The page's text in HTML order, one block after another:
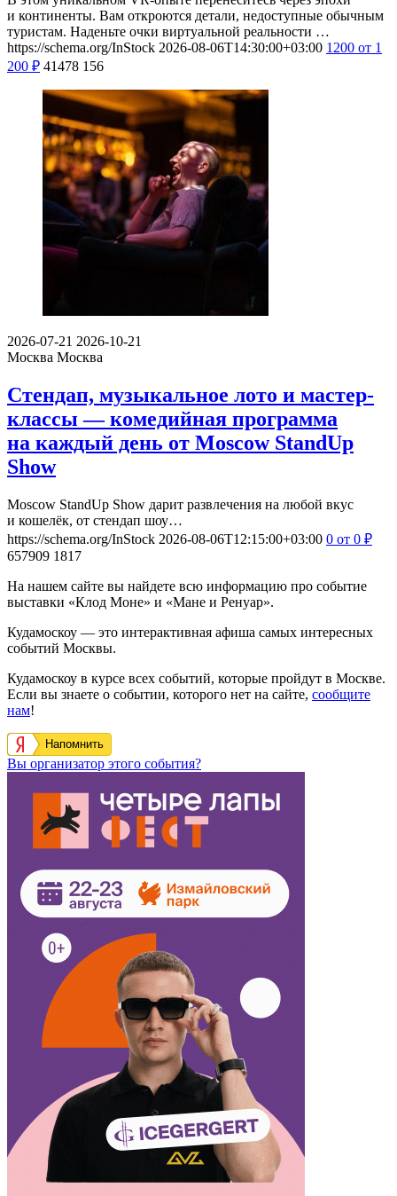
и континенты. Вам откроются детали, недоступные обычным
туристам. Наденьте очки виртуальной реальности …
https://schema.org/InStock 2026-08-06T14:30:00+03:00 1200 от 1
200 ₽ 41478 156
2026-07-21 2026-10-21
Москва Москва
Стендап, музыкальное лото и мастер-
классы — комедийная программа
на каждый день от Moscow StandUp
Show
Moscow StandUp Show дарит развлечения на любой вкус
и кошелёк, от стендап шоу…
https://schema.org/InStock 2026-08-06T12:15:00+03:00 0 от 0 ₽
657909 1817
На нашем сайте вы найдете всю информацию про событие
выставки «Клод Моне» и «Мане и Ренуар».
Кудамоскоу — это интерактивная афиша самых интересных
событий Москвы.
Кудамоскоу в курсе всех событий, которые пройдут в Москве.
Если вы знаете о событии, которого нет на сайте, сообщите
нам!
Напомнить
Вы организатор этого события?